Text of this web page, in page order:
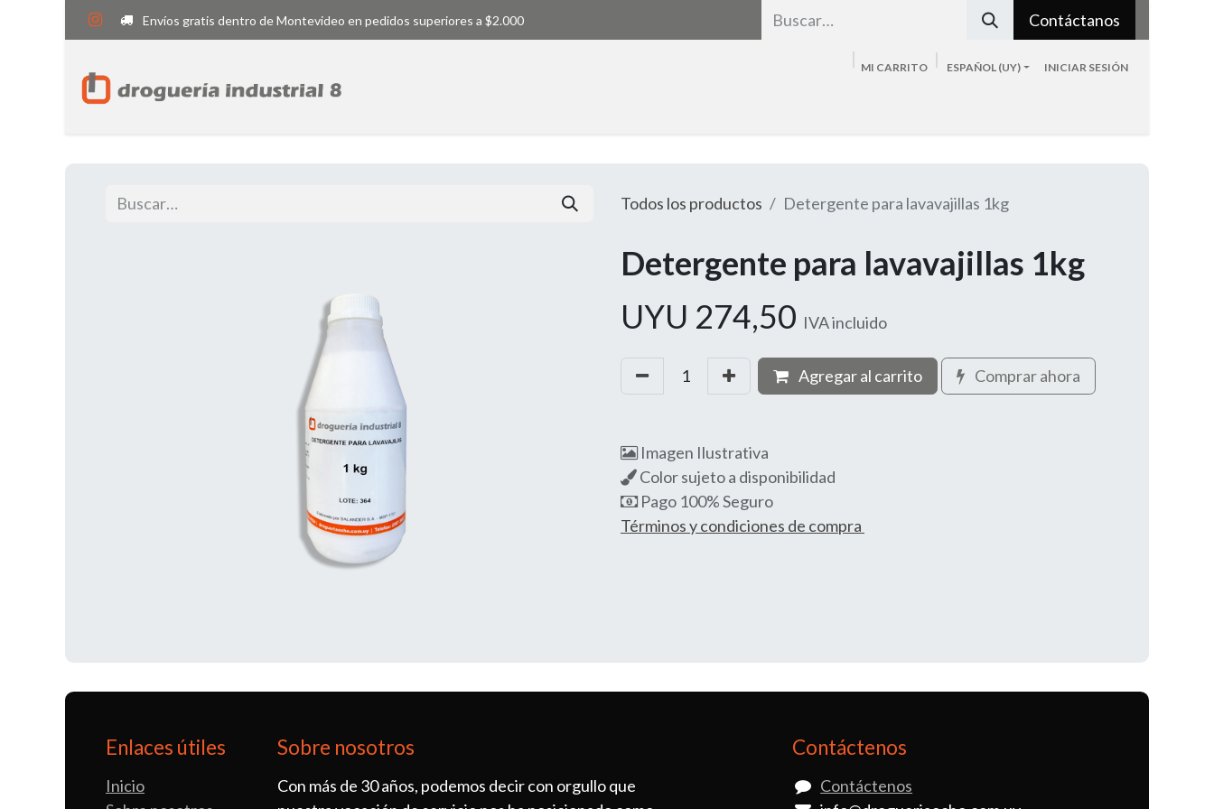
Envíos gratis dentro de Montevideo en pedidos superiores a $2.000 Contáctanos
MI CARRITO ESPAÑOL (UY) INICIAR SESIÓN
Todos los productos Detergente para lavavajillas 1kg
Detergente para lavavajillas 1kg
UYU 274,50 IVA incluido
Agregar al carrito Comprar ahora
Imagen Ilustrativa
Color sujeto a disponibilidad
Pago 100% Seguro
Términos y condiciones de compra
Enlaces útiles
Inicio
Sobre nosotros
Con más de 30 años, podemos decir con orgullo que
Contáctenos
Contáctenos